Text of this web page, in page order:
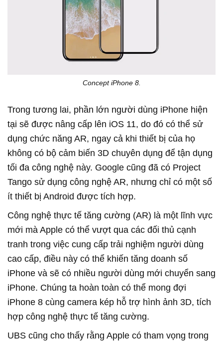
Concept iPhone 8.
Trong tương lai, phần lớn người dùng iPhone hiện
tại sẽ được nâng cấp lên iOS 11, do đó có thể sử
dụng chức năng AR, ngay cả khi thiết bị của họ
không có bộ cảm biến 3D chuyên dụng để tận dụng
tối đa công nghệ này. Google cũng đã có Project
Tango sử dụng công nghệ AR, nhưng chỉ có một số
ít thiết bị Android được tích hợp.
Công nghệ thực tế tăng cường (AR) là một lĩnh vực
mới mà Apple có thể vượt qua các đối thủ cạnh
tranh trong việc cung cấp trải nghiệm người dùng
cao cấp, điều này có thể khiến tăng doanh số
iPhone và sẽ có nhiều người dùng mới chuyển sang
iPhone. Chúng ta hoàn toàn có thể mong đợi
iPhone 8 cùng camera kép hỗ trợ hình ảnh 3D, tích
hợp công nghệ thực tế tăng cường.
UBS cũng cho thấy rằng Apple có tham vọng trong